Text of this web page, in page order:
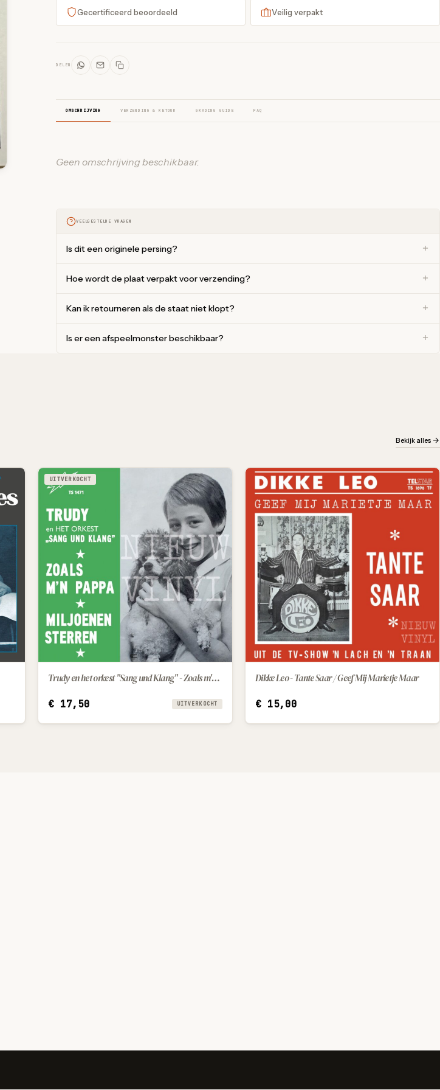
Gecertificeerd beoordeeld Veilig verpakt
DELEN
OMSCHRIJVING VERZENDING & RETOUR GRADING GUIDE FAQ
Geen omschrijving beschikbaar.
VEELGESTELDE VRAGEN
Is dit een originele persing?
Hoe wordt de plaat verpakt voor verzending?
Kan ik retourneren als de staat niet klopt?
Is er een afspeelmonster beschikbaar?
Bekijk alles
UITVERKOCHT
Trudy en het orkest "Sang und Klang" - Zoals m'n papa / Miljoenen sterren
€17,50 UITVERKOCHT
IN WINKELWAGEN
Dikke Leo - Tante Saar / Geef Mij Marietje Maar
€15,00